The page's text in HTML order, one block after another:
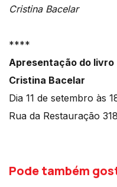
Cristina Bacelar
****
Apresentação do livro
Cristina Bacelar
Dia 11 de setembro às
Rua da Restauração
Pode também